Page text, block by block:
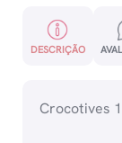
DESCRIÇÃO
Crocotives